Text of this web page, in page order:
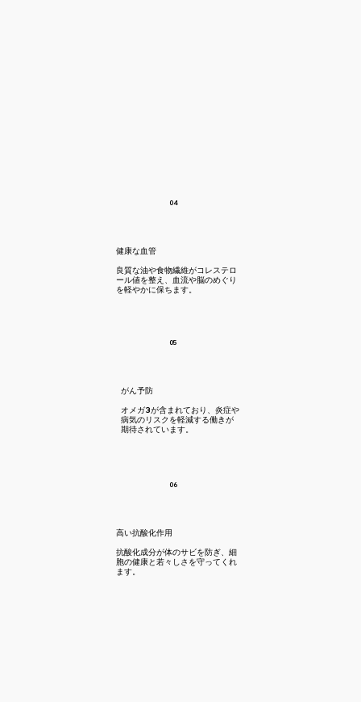
04
健康な血管
​良質な油や食物繊維がコレステロ
ール値を整え、血流や脳のめぐり
を軽やかに保ちます。
05
​がん予防
​オメガ3が含まれており、炎症や
病気のリスクを軽減する働きが
期待されています。
06
​高い抗酸化作用
​抗酸化成分が体のサビを防ぎ、細
胞の健康と若々しさを守ってくれ
ます。